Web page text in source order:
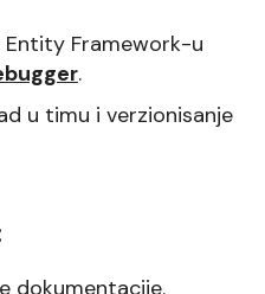
Entity Framework-u
.
u timu i verzionisanje